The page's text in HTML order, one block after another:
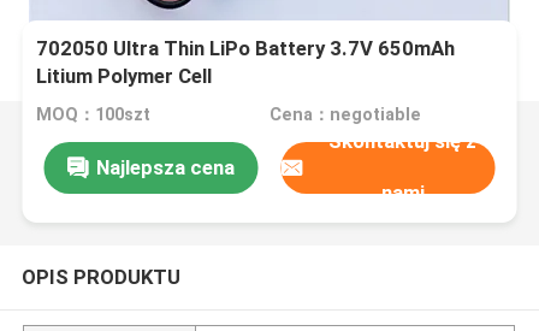
702050 Ultra Thin LiPo Battery 3.7V 650mAh
Litium Polymer Cell
MOQ：100szt Cena：negotiable
Najlepsza cena
Skontaktuj się z
nami
OPIS PRODUKTU